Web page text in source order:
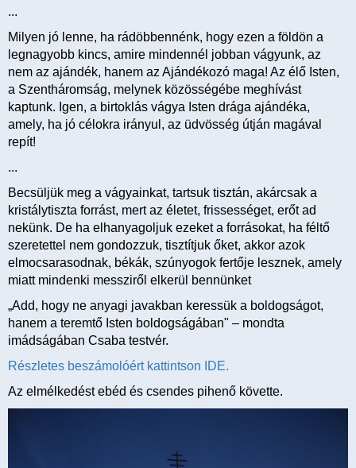
...
Milyen jó lenne, ha rádöbbennénk, hogy ezen a földön a
legnagyobb kincs, amire mindennél jobban vágyunk, az
nem az ajándék, hanem az Ajándékozó maga! Az élő Isten,
a Szentháromság, melynek közösségébe meghívást
kaptunk. Igen, a birtoklás vágya Isten drága ajándéka,
amely, ha jó célokra irányul, az üdvösség útján magával
repít!
...
Becsüljük meg a vágyainkat, tartsuk tisztán, akárcsak a
kristálytiszta forrást, mert az életet, frissességet, erőt ad
nekünk. De ha elhanyagoljuk ezeket a forrásokat, ha féltő
szeretettel nem gondozzuk, tisztítjuk őket, akkor azok
elmocsarasodnak, békák, szúnyogok fertője lesznek, amely
miatt mindenki messziről elkerül bennünket
„Add, hogy ne anyagi javakban keressük a boldogságot,
hanem a teremtő Isten boldogságában" – mondta
imádságában Csaba testvér.
Részletes beszámolóért kattintson IDE.
Az elmélkedést ebéd és csendes pihenő követte.